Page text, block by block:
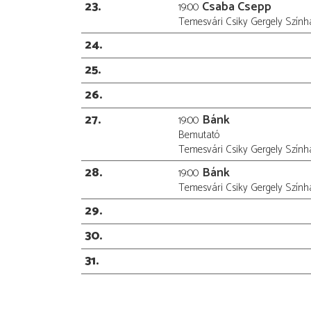
23
19:00 Csaba Csepp
Temesvári Csiky Gergely
24
25
26
27
19:00 Bánk
Bemutató
Temesvári Csiky Gergely
28 19:00 Bánk
Temesvári Csiky Gergely
29
30
31